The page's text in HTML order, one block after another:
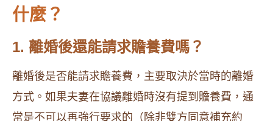
什麼？
1. 離婚後還能請求贍養費嗎？
離婚後是否能請求贍養費，主要取決於當時的離婚
方式。如果夫妻在協議離婚時沒有提到贍養費，通
常是不可以再強行要求的（除非雙方同意補充約